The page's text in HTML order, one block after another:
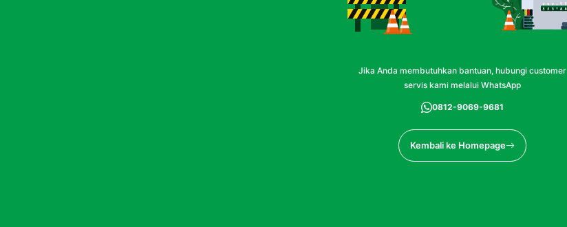
Jika Anda membutuhkan bantuan, hubungi customer
servis kami melalui WhatsApp
0812-9069-9681
Kembali ke Homepage